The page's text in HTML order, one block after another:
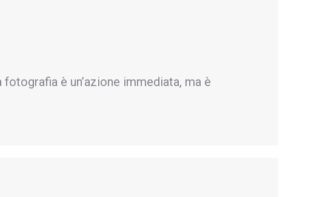
fotografia è un’azione immediata, ma è